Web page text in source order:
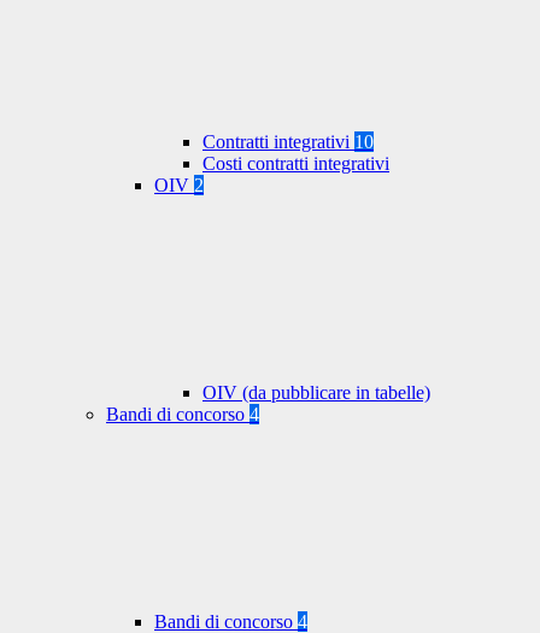
Contratti integrativi 10
Costi contratti integrativi
OIV 2
OIV (da pubblicare in tabelle)
Bandi di concorso 4
Bandi di concorso 4